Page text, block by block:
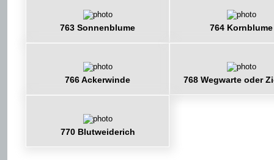
763 Sonnenblume 764 Kornblume
766 Ackerwinde 768 Wegwarte oder
770 Blutweiderich